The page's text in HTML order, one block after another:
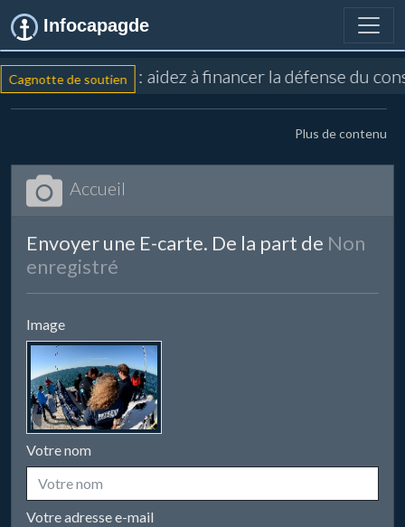
Infocapagde
Cagnotte de soutien : aidez à financer la défense du
Plus de contenu
Accueil
Envoyer une E-carte. De la part de Non
enregistré
Image
Votre nom
Votre adresse e-mail